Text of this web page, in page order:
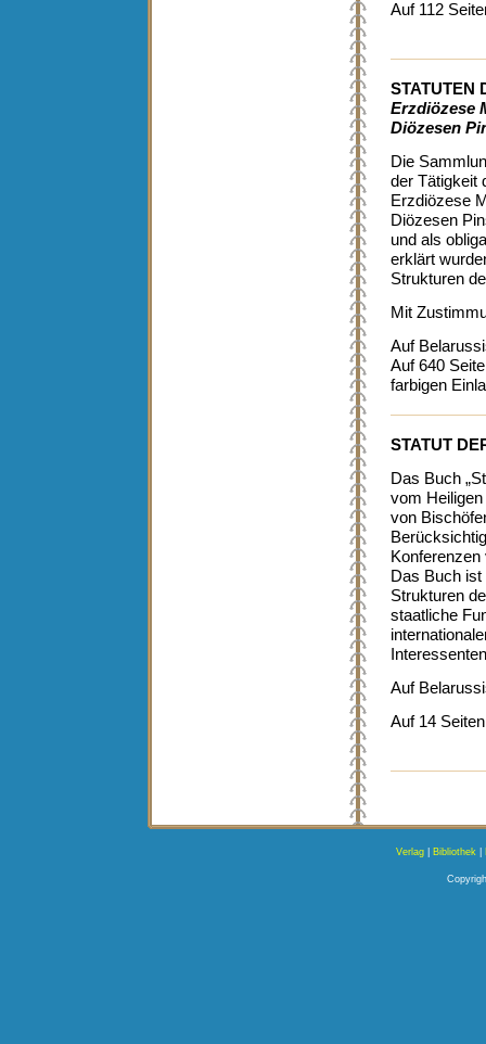
Auf 112
STATUTEN
Erzdiözese
Diözesen
Die
der Tätigkeit
Erzdiözese
Diözesen
und als
erklärt
Strukturen
Mit
Auf
Auf 640
farbigen
STATUT
Das Buch
vom
von
Das Buch ist
Strukturen
staatliche
Auf
Auf 14
Verlag| Bibliothek|